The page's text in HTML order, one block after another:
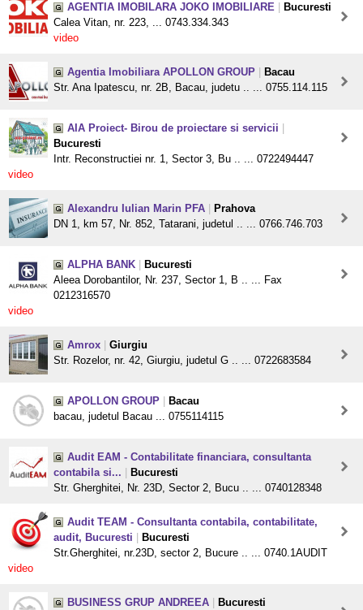
AGENTIA IMOBILARA JOKO IMOBILIARE
Bucuresti
Calea Vitan, nr. 223, ... 0743.334.343
video
Agentia Imobiliara APOLLON GROUP
Bacau
Str. Ana Ipatescu, nr. 2B, Bacau, judetu .. ... 0755.114.115
AIA Proiect- Birou de proiectare si servicii
Bucuresti
Intr. Reconstructiei nr. 1, Sector 3, Bu .. ... 0722494447
video
Alexandru Iulian Marin PFA
Prahova
DN 1, km 57, Nr. 852, Tatarani, judetul .. ... 0766.746.703
ALPHA BANK
Bucuresti
Aleea Dorobantilor, Nr. 237, Sector 1, B .. ... Fax
0212316570
video
Amrox
Giurgiu
Str. Rozelor, nr. 42, Giurgiu, judetul G .. ... 0722683584
APOLLON GROUP
Bacau
bacau, judetul Bacau ... 0755114115
Audit EAM - Contabilitate financiara, consultanta
contabila si...
Bucuresti
Str. Gherghitei, Nr. 23D, Sector 2, Bucu .. ... 0740128348
Audit TEAM - Consultanta contabila, contabilitate,
audit, Bucuresti
Bucuresti
Str.Gherghitei, nr.23D, sector 2, Bucure .. ... 0740.1AUDIT
video
BUSINESS GRUP ANDREEA
Bucuresti